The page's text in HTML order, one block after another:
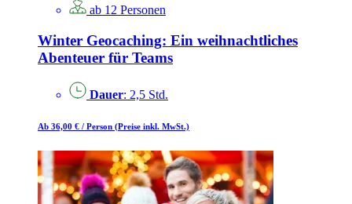
ab 12 Personen
Winter Geocaching: Ein weihnachtliches
Abenteuer für Teams
Dauer: 2,5 Std.
Ab 36,00 € / Person (Preise inkl. MwSt.)